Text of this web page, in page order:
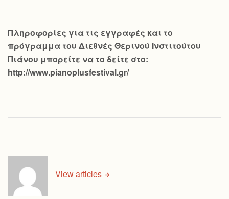
Πληροφορίες για τις εγγραφές και το
πρόγραμμα του Διεθνές Θερινού Ινστιτούτου
Πιάνου μπορείτε να το δείτε στο:
http://www.pianoplusfestival.gr/
View articles